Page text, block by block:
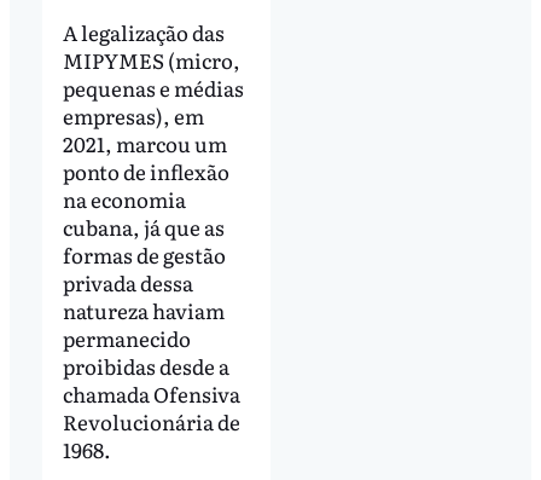
A legalização das
MIPYMES (micro,
pequenas e médias
empresas), em
2021, marcou um
ponto de inflexão
na economia
cubana, já que as
formas de gestão
privada dessa
natureza haviam
permanecido
proibidas desde a
chamada Ofensiva
Revolucionária de
1968.